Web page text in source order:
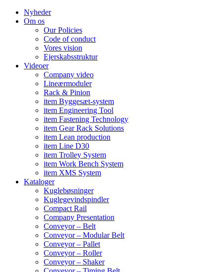
Nyheder
Om os
Our Policies
Code of conduct
Vores vision
Ejerskabsstruktur
Videoer
Company video
Lineærmoduler
Rack & Pinion
item Byggesæt-system
item Engineering Tool
item Fastening Technology
item Gear Rack Solutions
item Lean production
item Line D30
item Trolley System
item Work Bench System
item XMS System
Kataloger
Kuglebøsninger
Kuglegevindspindler
Compact Rail
Company Presentation
Conveyor – Belt
Conveyor – Modular Belt
Conveyor – Pallet
Conveyor – Roller
Conveyor – Shaker